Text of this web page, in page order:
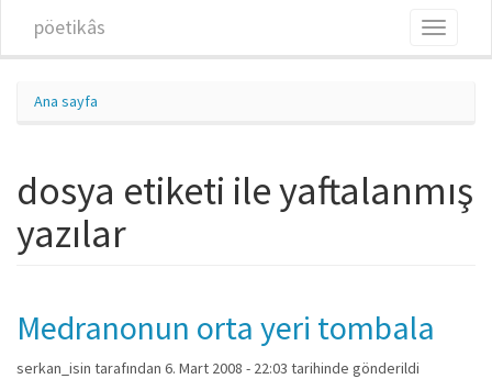
pöetikâs
Toggle
Ana sayfa
dosya etiketi ile yaftalanmış
yazılar
Medranonun orta yeri tombala
serkan_isin tarafından 6. Mart 2008 - 22:03 tarihinde gönderildi